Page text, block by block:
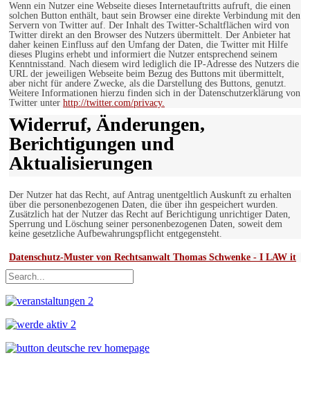
Wenn ein Nutzer eine Webseite dieses Internetauftritts aufruft, die einen
solchen Button enthält, baut sein Browser eine direkte Verbindung mit den
Servern von Twitter auf. Der Inhalt des Twitter-Schaltflächen wird von
Twitter direkt an den Browser des Nutzers übermittelt. Der Anbieter hat
daher keinen Einfluss auf den Umfang der Daten, die Twitter mit Hilfe
dieses Plugins erhebt und informiert die Nutzer entsprechend seinem
Kenntnisstand. Nach diesem wird lediglich die IP-Adresse des Nutzers die
URL der jeweiligen Webseite beim Bezug des Buttons mit übermittelt,
aber nicht für andere Zwecke, als die Darstellung des Buttons, genutzt.
Weitere Informationen hierzu finden sich in der Datenschutzerklärung von
Twitter unter http://twitter.com/privacy.
Widerruf, Änderungen,
Berichtigungen und
Aktualisierungen
Der Nutzer hat das Recht, auf Antrag unentgeltlich Auskunft zu erhalten
über die personenbezogenen Daten, die über ihn gespeichert wurden.
Zusätzlich hat der Nutzer das Recht auf Berichtigung unrichtiger Daten,
Sperrung und Löschung seiner personenbezogenen Daten, soweit dem
keine gesetzliche Aufbewahrungspflicht entgegensteht.
Datenschutz-Muster von Rechtsanwalt Thomas Schwenke - I LAW it